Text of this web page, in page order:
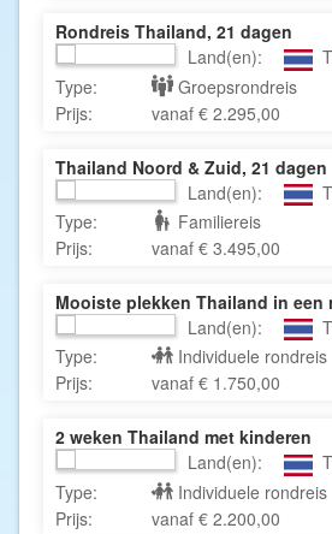
Rondreis Thailand, 21 dagen
Land(en):
Type:
Groepsrondreis
Prijs:
vanaf € 2.295,00
Thailand Noord & Zuid, 21 dagen
Land(en):
Type:
Familiereis
Prijs:
vanaf € 3.495,00
Mooiste plekken Thailand in een
Land(en):
Type:
Individuele rondreis
Prijs:
vanaf € 1.750,00
2 weken Thailand met kinderen
Land(en):
Type:
Individuele rondreis
Prijs:
vanaf € 2.200,00